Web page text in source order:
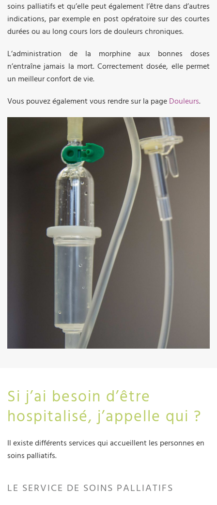
soins palliatifs et qu’elle peut également l’être dans d’autres
indications, par exemple en post opératoire sur des courtes
durées ou au long cours lors de douleurs chroniques.
L’administration de la morphine aux bonnes doses
n’entraîne jamais la mort. Correctement dosée, elle permet
un meilleur confort de vie.
Vous pouvez également vous rendre sur la page Douleurs.
Si j’ai besoin d’être
hospitalisé, j’appelle qui ?
Il existe différents services qui accueillent les personnes en
soins palliatifs.
LE SERVICE DE SOINS PALLIATIFS